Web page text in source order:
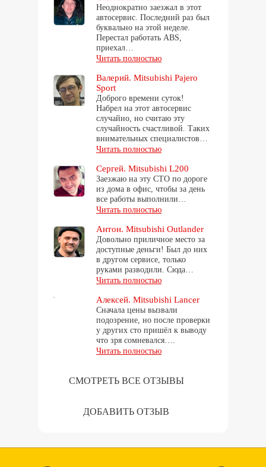
Неоднократно заезжал в этот
автосервис. Последний раз был
буквально на этой неделе.
Перестал работать ABS,
приехал…
Читать полностью
Валерий. Mitsubishi Pajero
Sport
Доброго времени суток!
Набрел на этот автосервис
случайно, но считаю эту
случайность счастливой. Таких
внимательных специалистов…
Читать полностью
Сергей. Mitsubishi L200
Заезжаю на эту СТО по дороге
из дома в офис, чтобы за день
все работы выполнили…
Читать полностью
Антон. Mitsubishi Outlander
Довольно приличное место за
доступные деньги! Был до них
в другом сервисе, только
руками разводили. Сюда…
Читать полностью
Алексей. Mitsubishi Lancer
Сначала цены вызвали
подозрение, но после проверки
у других сто пришёл к выводу
что зря сомневался….
Читать полностью
СМОТРЕТЬ ВСЕ ОТЗЫВЫ
ДОБАВИТЬ ОТЗЫВ